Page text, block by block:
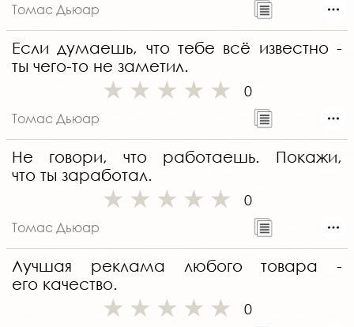
Томас Дьюар
Если думаешь, что тебе всё известно -
ты чего-то не заметил.
0
Томас Дьюар
Не говори, что работаешь. Покажи,
что ты заработал.
0
Томас Дьюар
Лучшая реклама любого товара -
его качество.
0